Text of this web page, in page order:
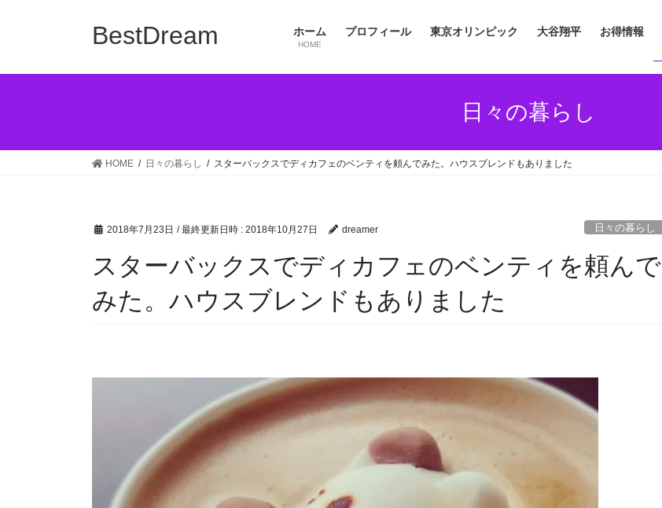
BestDream ホーム
HOME
プロフィール 東京オリンピック 大谷翔平 お得情報
日々の暮らし
HOME 日々の暮らし スターバックスでディカフェのベンティを頼んでみた。ハウスブレンドもありました
2018年7月23日 / 最終更新日時 : 2018年10月27日 dreamer 日々の暮らし
スターバックスでディカフェのベンティを頼んで
みた。ハウスブレンドもありました